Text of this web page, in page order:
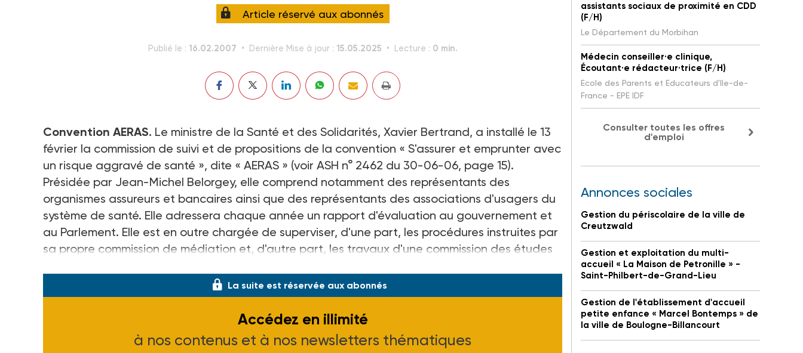
Article réservé aux abonnés
Publié le : 16.02.2007 Dernière Mise à jour : 15.05.2025 Lecture : 0 min.
Convention AERAS. Le ministre de la Santé et des Solidarités, Xavier Bertrand, a installé le 13
février la commission de suivi et de propositions de la convention « S'assurer et emprunter avec
un risque aggravé de santé », dite « AERAS » (voir ASH n° 2462 du 30-06-06, page 15).
Présidée par Jean-Michel Belorgey, elle comprend notamment des représentants des
organismes assureurs et bancaires ainsi que des représentants des associations d'usagers du
système de santé. Elle adressera chaque année un rapport d'évaluation au gouvernement et
au Parlement. Elle est en outre chargée de superviser, d'une part, les procédures instruites par
sa propre commission de médiation et, d'autre part, les travaux d'une commission des études
La suite est réservée aux abonnés
Accédez en illimité
à nos contenus et à nos newsletters thématiques
assistants sociaux de proximité en CDD
(F/H)
Le Département du Morbihan
Médecin conseiller·e clinique,
Écoutant·e rédacteur·trice (F/H)
Ecole des Parents et Educateurs d'Ile-de-
France - EPE IDF
Consulter toutes les offres
d'emploi
Annonces sociales
Gestion du périscolaire de la ville de
Creutzwald
Gestion et exploitation du multi-
accueil « La Maison de Petronille » -
Saint-Philbert-de-Grand-Lieu
Gestion de l'établissement d'accueil
petite enfance « Marcel Bontemps » de
la ville de Boulogne-Billancourt